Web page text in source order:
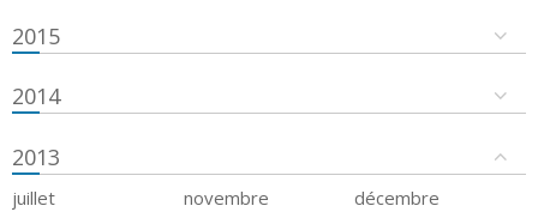
2015
2014
2013
juillet novembre décembre